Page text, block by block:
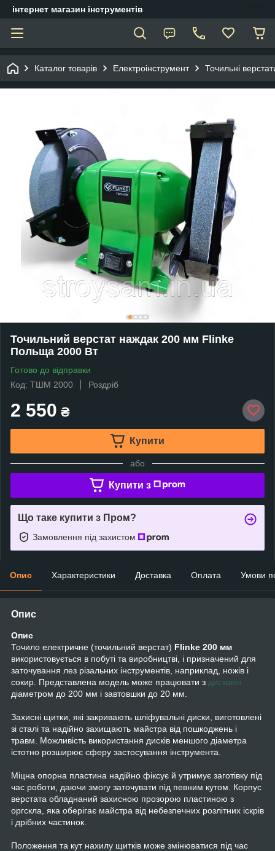
інтернет магазин інструментів
Каталог товарів Електроінструмент Точильні
Точильний верстат наждак 200 мм Flinkе
Польща 2000 Вт
Готово до відправки
Код: ТШМ 2000
Роздріб
2 550 ₴
Купити
або
Купити з
Що таке купити з Пром?
Замовлення під захистом
Опис Характеристики Доставка Оплата Умови
Опис
Опис
Точило електричне (точильний верстат) Flinke 200 мм
використовується в побуті та виробництві, і призначений для
заточування лез різальних інструментів, наприклад, ножів і
сокир. Представлена модель може працювати з дисками
діаметром до 200 мм і завтовшки до 20 мм.
Захисні щитки, які закривають шліфувальні диски, виготовлені
зі сталі та надійно захищають майстра від пошкоджень і
травм. Можливість використання дисків меншого діаметра
істотно розширює сферу застосування інструмента.
Міцна опорна пластина надійно фіксує й утримує заготівку під
час роботи, даючи змогу заточувати під певним кутом. Корпус
верстата обладнаний захисною прозорою пластиною з
оргскла, яка оберігає майстра від небезпечних розлітних іскрів
і дрібних частинок.
Положення та кут нахилу щитків може змінюватися під час